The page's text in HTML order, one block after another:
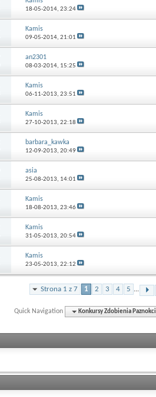
18-05-2014, 23:24
Kamis
09-05-2014, 21:01
an2301
08-03-2014, 15:25
Kamis
06-11-2013, 23:51
Kamis
27-10-2013, 22:18
barbara_kawka
12-09-2013, 20:49
asia
25-08-2013, 14:01
Kamis
18-08-2013, 23:46
Kamis
31-05-2013, 20:54
Kamis
23-05-2013, 22:12
Strona 1 z 7 1 2 3 4 5 ...
Quick Navigation Konkursy Zdobienia Paznokci